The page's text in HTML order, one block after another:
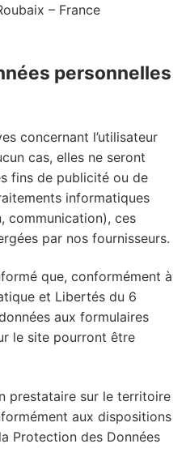
– France
personnelles
concernant l’utilisateur
cas, elles ne seront
fins de publicité ou de
informatiques
communication), ces
par nos fournisseurs.
que, conformément à
et Libertés du 6
aux formulaires
le site pourront être
prestataire sur le territoire
aux dispositions
Protection des Données